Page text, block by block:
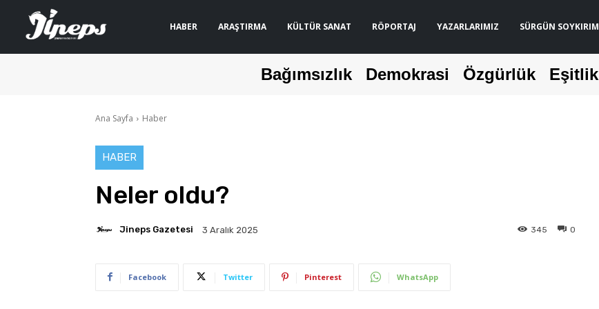
HABER ARAŞTIRMA KÜLTÜR SANAT RÖPORTAJ YAZARLARIMIZ SÜRGÜN SOYKIRIM
Bağımsızlık Demokrasi Özgürlük Eşitlik
Ana Sayfa Haber
HABER
Neler oldu?
Jineps Gazetesi 3 Aralık 2025 0
345
Facebook Twitter Pinterest WhatsApp